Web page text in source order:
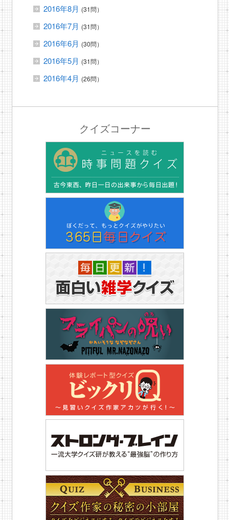
2016年8月 (31問）
2016年7月 (31問）
2016年6月 (30問）
2016年5月 (31問）
2016年4月 (26問）
クイズコーナー